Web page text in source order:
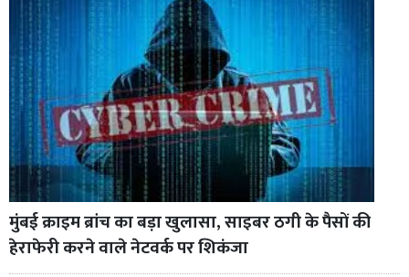
मुंबई क्राइम ब्रांच का बड़ा खुलासा, साइबर ठगी के पैसों की
हेराफेरी करने वाले नेटवर्क पर शिकंजा